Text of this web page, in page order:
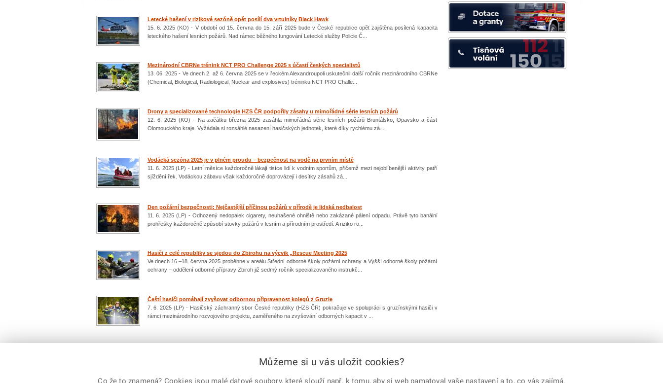
Letecké hašení v rizikové sezóně opět posílí dva vrtulníky Black Hawk
15. 6. 2025 (KO) - V období od 15. června do 15. září 2025 bude v České republice opět zajištěna posílená kapacita
leteckého hašení lesních požárů. Nad rámec běžného fungování Letecké služby Policie Č...
Mezinárodní CBRNe trénink NCT PRO Challenge 2025 s účastí českých specialistů
13. 06. 2025 - Ve dnech 2. až 6. června 2025 se v řeckém Alexandroupoli uskutečnil další ročník mezinárodního CBRNe
(Chemical, Biological, Radiological, Nuclear and explosives) tréninku NCT PRO Challe...
Drony a specializované technologie HZS ČR podpořily zásahy u mimořádné série lesních požárů
12. 6. 2025 (KO) - Na začátku března 2025 zasáhla mimořádná série lesních požárů Bruntálsko, Opavsko a část
Olomouckého kraje. Vyžádala si rozsáhlé nasazení hasičských jednotek, které díky rychlému zá...
Vodácká sezóna 2025 je v plném proudu – bezpečnost na vodě na prvním místě
11. 6. 2025 (LP) - Letní měsíce každoročně lákají tisíce lidí k vodním sportům, přičemž mezi nejoblíbenější aktivity patří
sjíždění řek. Vodáckou zábavu však každoročně doprovázejí i desítky zásahů zá...
Den požární bezpečnosti: Nejčastější příčinou požárů v přírodě je lidská nedbalost
11. 6. 2025 (LP) - Odhozený nedopalek cigarety, neuhašené ohniště nebo zakázané pálení odpadu. Právě tyto banální
prohřešky každoročně způsobí stovky požárů v lesním a přírodním prostředí. A riziko ro...
Hasiči z celé republiky se sjedou do Zbirohu na výcvik „Rescue Meeting 2025
Ve dnech 16.–18. června 2025 proběhne v areálu Střední odborné školy požární ochrany a Vyšší odborné školy požární
ochrany – oddělení odborné přípravy Zbiroh již sedmý ročník specializovaného instrukč...
Čeští hasiči pomáhají zvyšovat odbornou připravenost kolegů z Gruzie
7. 6. 2025 (LP) - Hasičský záchranný sbor České republiky (HZS ČR) pokračuje ve spolupráci s gruzínskými hasiči v
rámci mezinárodního rozvojového projektu, zaměřeného na zvyšování odborných kapacit v ...
| 1 2
Můžeme si u vás uložit cookies?
Co že to znamená? Cookies jsou malé datové soubory, které slouží např. k tomu, aby si web pamatoval vaše nastavení a to, co vás zajímá,